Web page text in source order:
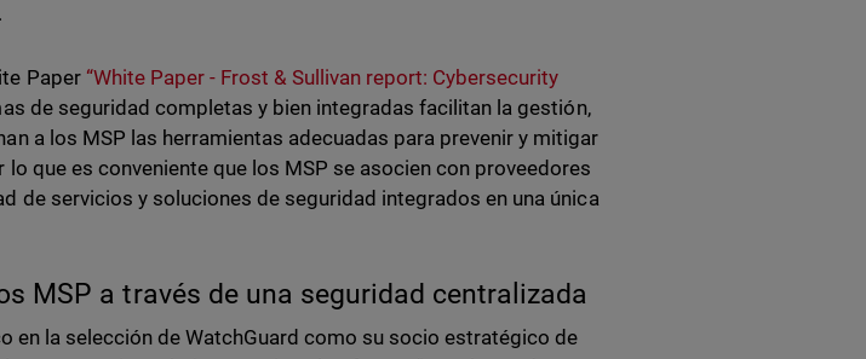
Paper “White Paper - Frost & Sullivan report: Cybersecurity
de seguridad completas y bien integradas facilitan la gestión,
a los MSP las herramientas adecuadas para prevenir y mitigar
que es conveniente que los MSP se asocien con proveedores
de servicios y soluciones de seguridad integrados en una única
MSP a través de una seguridad centralizada
en la selección de WatchGuard como su socio estratégico de